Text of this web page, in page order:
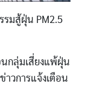
รมสู้ฝุ่น PM2.5
กลุ่มเสี่ยงแพ้ฝุ่น
าวการแจ้งเตือน